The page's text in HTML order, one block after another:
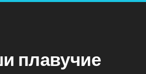
плавучие